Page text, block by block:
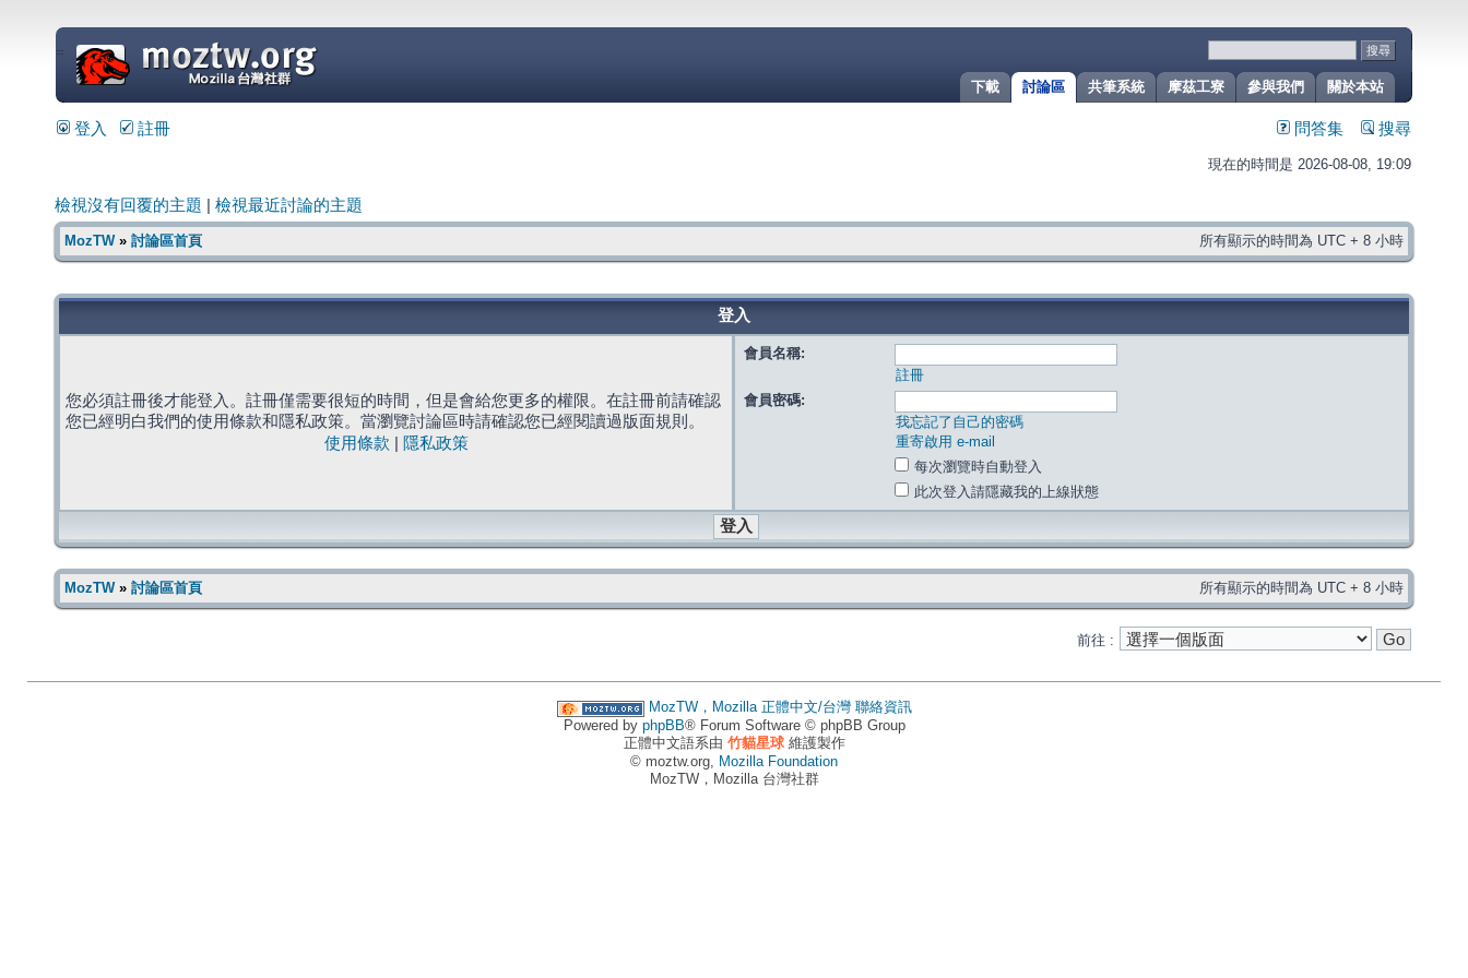
關於本站
參與我們
摩茲工寮
共筆系統
討論區
下載
=
登入 註冊 問答集 搜尋
現在的時間是 2026-08-08, 19:09
檢視沒有回覆的主題 檢視最近討論的主題
MozTW» 討論區首頁 所有顯示的時間為 UTC + 8 小時
登入
您必須註冊後才能登入。註冊僅需要很短的時間，但是會給您更多的權限。在註冊前請確認
您已經明白我們的使用條款和隱私政策。當瀏覽討論區時請確認您已經閱讀過版面規則。
使用條款
隱私政策
會員名稱:
註冊
會員密碼:
我忘記了自己的密碼
重寄啟用 e-mail
每次瀏覽時自動登入
此次登入請隱藏我的上線狀態
MozTW» 討論區首頁 所有顯示的時間為 UTC + 8 小時
前往 :
MozTW，Mozilla 正體中文/台灣 聯絡資訊
Powered by phpBB® Forum Software © phpBB Group
正體中文語系由 竹貓星球維護製作
© moztw.org, Mozilla Foundation
MozTW，Mozilla 台灣社群